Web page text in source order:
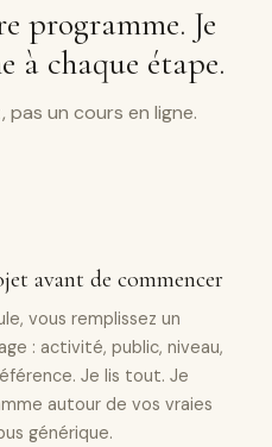
programme. Je
à chaque étape.
un cours en ligne.
avant de commencer
vous remplissez un
: activité, public, niveau,
Je lis tout. Je
autour de vos vraies
générique.